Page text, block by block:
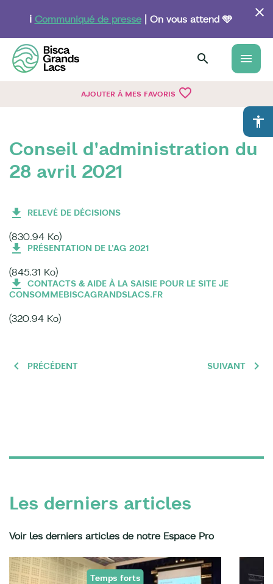
principal
ℹ️ Communiqué de presse| On vous attend 🩵
menu
AJOUTER À MES FAVORIS favorite_border
accessibility
Conseil d'administration du
28 avril 2021
RELEVÉ DE DÉCISIONS
(830.94 Ko)
PRÉSENTATION DE L'AG 2021
(845.31 Ko)
CONTACTS & AIDE À LA SAISIE POUR LE SITE JE
CONSOMMEBISCAGRANDSLACS.FR
(320.94 Ko)
PRÉCÉDENT SUIVANT
Les derniers articles
Voir les derniers articles de notre Espace Pro
Temps forts